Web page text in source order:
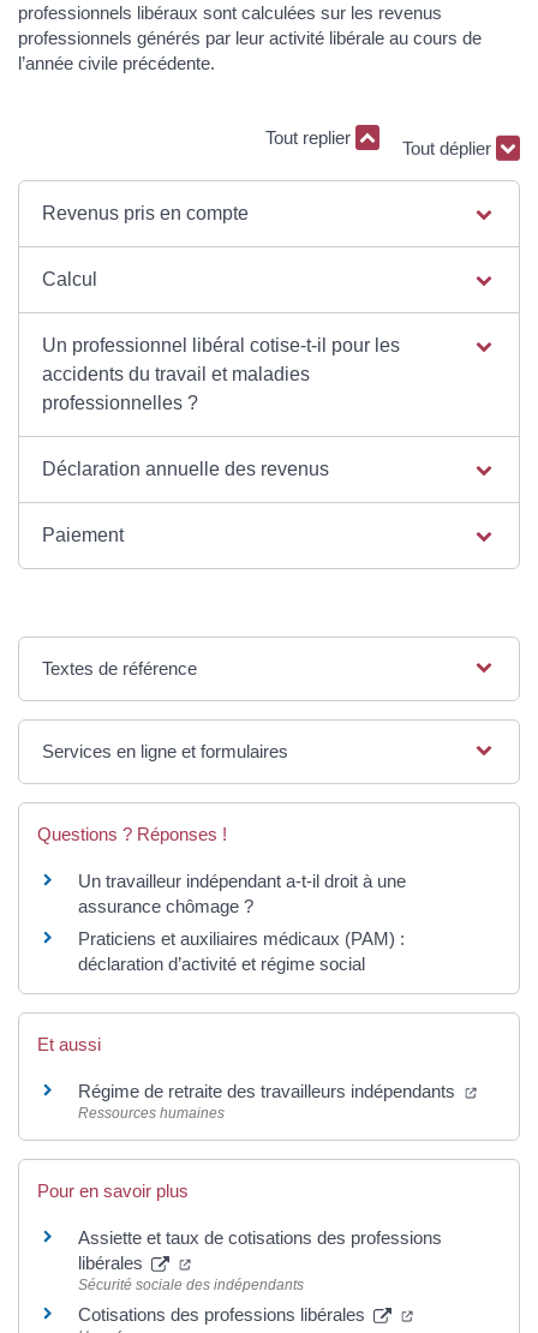
professionnels libéraux sont calculées sur les revenus
professionnels générés par leur activité libérale au cours de
l’année civile précédente.
Tout replier
Tout déplier
Revenus pris en compte
Calcul
Un professionnel libéral cotise-t-il pour les
accidents du travail et maladies
professionnelles ?
Déclaration annuelle des revenus
Paiement
Textes de référence
Services en ligne et formulaires
Questions ? Réponses !
Un travailleur indépendant a-t-il droit à une
assurance chômage ?
Praticiens et auxiliaires médicaux (PAM) :
déclaration d’activité et régime social
Et aussi
Régime de retraite des travailleurs indépendants
Ressources humaines
Pour en savoir plus
Assiette et taux de cotisations des professions
libérales
Sécurité sociale des indépendants
Cotisations des professions libérales